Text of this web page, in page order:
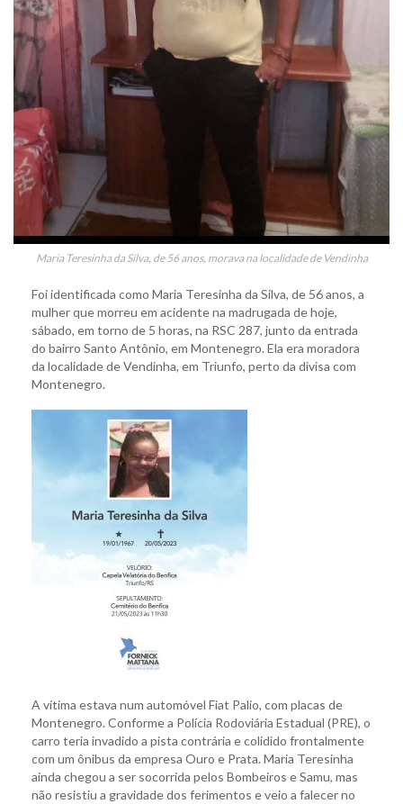
Maria Teresinha da Silva, de 56 anos, morava na localidade de Vendinha
Foi identificada como Maria Teresinha da Silva, de 56 anos, a
mulher que morreu em acidente na madrugada de hoje,
sábado, em torno de 5 horas, na RSC 287, junto da entrada
do bairro Santo Antônio, em Montenegro. Ela era moradora
da localidade de Vendinha, em Triunfo, perto da divisa com
Montenegro.
A vítima estava num automóvel Fiat Palio, com placas de
Montenegro. Conforme a Polícia Rodoviária Estadual (PRE), o
carro teria invadido a pista contrária e colidido frontalmente
com um ônibus da empresa Ouro e Prata. Maria Teresinha
ainda chegou a ser socorrida pelos Bombeiros e Samu, mas
não resistiu a gravidade dos ferimentos e veio a falecer no